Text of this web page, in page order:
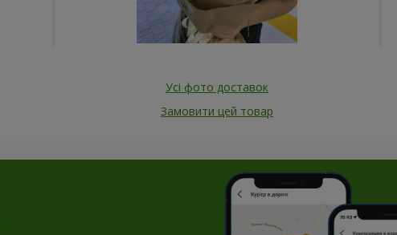
Усі фото доставок
Замовити цей товар